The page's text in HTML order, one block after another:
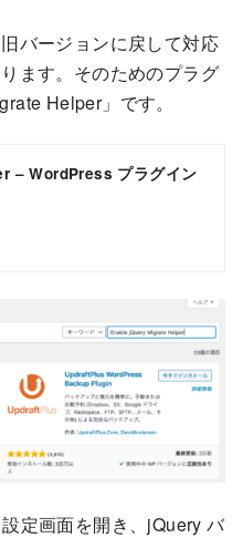
バージョンに戻して対応
ます。そのためのプラグ
Helper」です。
– WordPress プラグイン
定画面を開き、jQuery バ